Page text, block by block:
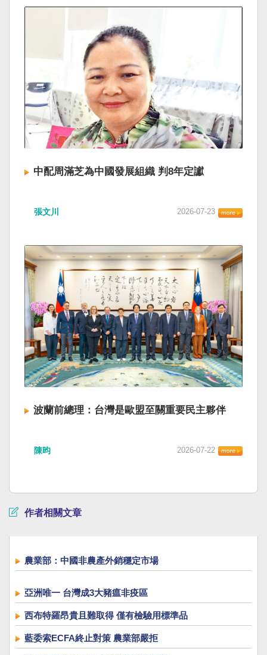
中配周滿芝為中國發展組織 判8年定讞
張文川 2026-07-23
波蘭前總理：台灣是歐盟至關重要民主夥伴
陳昀 2026-07-22
作者相關文章
農業部：中國非農產外銷穩定市場
亞洲唯一 台灣成3大豬瘟非疫區
西布特羅昂貴且難取得 僅有檢驗用標準品
藍委索ECFA終止對策 農業部嚴拒